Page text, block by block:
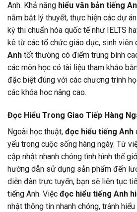
Anh. Khả năng hiểu văn bản tiếng
nắm bắt lý thuyết, thực hiện các dự
kỳ thi chuẩn hóa quốc tế như IELTS
kê từ các tổ chức giáo dục, sinh viên
Anh tốt thường có điểm trung bình
các môn học có tài liệu tham khảo
đặc biệt đúng với các chương trình
các khóa học nâng cao.
Đọc Hiểu Trong Giao Tiếp Hàng
Ngoài học thuật, đọc hiểu tiếng Anh
yếu trong cuộc sống hàng ngày. Từ
cập nhật nhanh chóng tình hình thế
hướng dẫn sử dụng sản phẩm đến
diễn đàn trực tuyến, bạn sẽ liên tục
tiếng Anh. Việc đọc hiểu tiếng Anh
nhật thông tin nhanh chóng, tránh